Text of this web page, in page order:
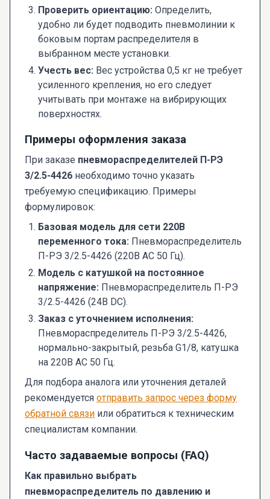
Проверить ориентацию: Определить,
удобно ли будет подводить пневмолинии к
боковым портам распределителя в
выбранном месте установки.
Учесть вес: Вес устройства 0,5 кг не требует
усиленного крепления, но его следует
учитывать при монтаже на вибрирующих
поверхностях.
Примеры оформления заказа
При заказе пневмораспределителей П-РЭ
3/2.5-4426 необходимо точно указать
требуемую спецификацию. Примеры
формулировок:
Базовая модель для сети 220В
переменного тока: Пневмораспределитель
П-РЭ 3/2.5-4426 (220В AC 50 Гц).
Модель с катушкой на постоянное
напряжение: Пневмораспределитель П-РЭ
3/2.5-4426 (24В DC).
Заказ с уточнением исполнения:
Пневмораспределитель П-РЭ 3/2.5-4426,
нормально-закрытый, резьба G1/8, катушка
на 220В AC 50 Гц.
Для подбора аналога или уточнения деталей
рекомендуется отправить запрос через форму
обратной связи или обратиться к техническим
специалистам компании.
Часто задаваемые вопросы (FAQ)
Как правильно выбрать
пневмораспределитель по давлению и